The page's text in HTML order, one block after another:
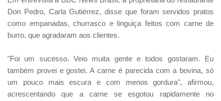
Don Pedro, Carla Gutiérrez, disse que foram servidos pratos
como empanadas, churrasco e linguiça feitos com carne de
burro, que agradaram aos clientes.
"Foi um sucesso. Veio muita gente e todos gostaram. Eu
também provei e gostei. A carne é parecida com a bovina, só
um pouco mais escura e com menos gordura", afirmou,
acrescentando que a carne se esgotou rapidamente no